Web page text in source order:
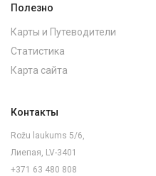
Полезно
Карты и Путеводители
Статистика
Карта сайта
Контакты
Rožu laukums 5/6,
Лиепая, LV-3401
+371 63 480 808